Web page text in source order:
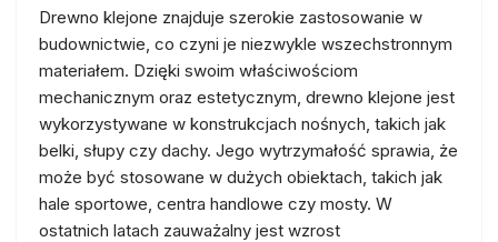
Drewno klejone znajduje szerokie zastosowanie w
budownictwie, co czyni je niezwykle wszechstronnym
materiałem. Dzięki swoim właściwościom
mechanicznym oraz estetycznym, drewno klejone jest
wykorzystywane w konstrukcjach nośnych, takich jak
belki, słupy czy dachy. Jego wytrzymałość sprawia, że
może być stosowane w dużych obiektach, takich jak
hale sportowe, centra handlowe czy mosty. W
ostatnich latach zauważalny jest wzrost